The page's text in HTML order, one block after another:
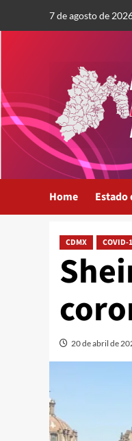
7 de agosto de
Home Estado
CDMX COVID-
20 de abril de